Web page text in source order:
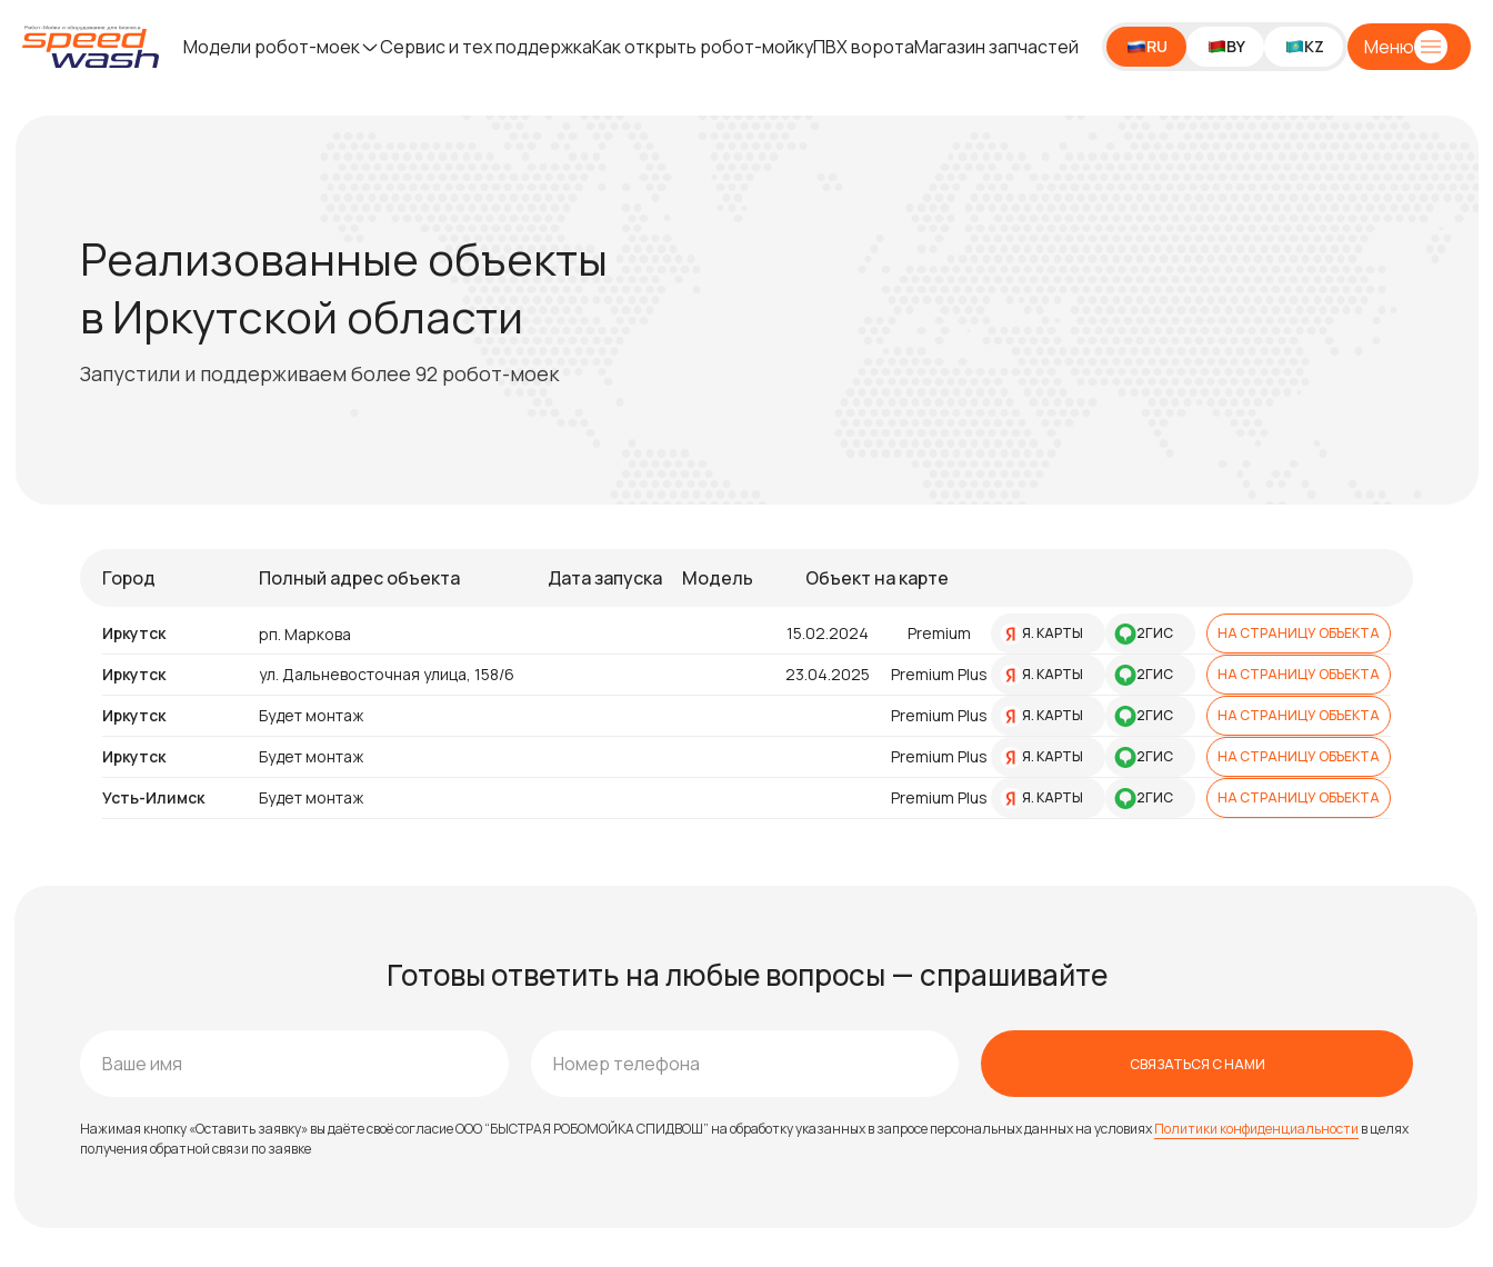
Модели робот-моек Сервис и тех поддержкаКак открыть робот-мойкуПВХ воротаМагазин запчастей RU BY KZ Меню
Реализованные объекты
в Иркутской области
Запустили и поддерживаем более 92 робот-моек
Город Полный адрес объекта Дата запуска Модель Объект на карте
Иркутск рп. Маркова 15.02.2024 Premium Я. КАРТЫ 2ГИС НА СТРАНИЦУ ОБЪЕКТА
Иркутск ул. Дальневосточная улица, 158/6 23.04.2025 Premium Plus Я. КАРТЫ 2ГИС НА СТРАНИЦУ ОБЪЕКТА
Иркутск Будет монтаж Premium Plus Я. КАРТЫ 2ГИС НА СТРАНИЦУ ОБЪЕКТА
Иркутск Будет монтаж Premium Plus Я. КАРТЫ 2ГИС НА СТРАНИЦУ ОБЪЕКТА
Усть-Илимск Будет монтаж Premium Plus Я. КАРТЫ 2ГИС НА СТРАНИЦУ ОБЪЕКТА
Готовы ответить на любые вопросы — спрашивайте
СВЯЗАТЬСЯ С НАМИ
Нажимая кнопку «Оставить заявку» вы даёте своё согласие ООО “БЫСТРАЯ РОБОМОЙКА СПИДВОШ” на обработку указанных в запросе персональных данных на условияхПолитики конфиденциальности в целях
получения обратной связи по заявке